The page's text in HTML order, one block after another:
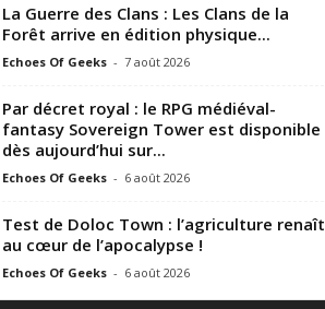
La Guerre des Clans : Les Clans de la
Forêt arrive en édition physique...
Echoes Of Geeks - 7 août 2026
Par décret royal : le RPG médiéval-
fantasy Sovereign Tower est disponible
dès aujourd’hui sur...
Echoes Of Geeks - 6 août 2026
Test de Doloc Town : l’agriculture renaît
au cœur de l’apocalypse !
Echoes Of Geeks - 6 août 2026